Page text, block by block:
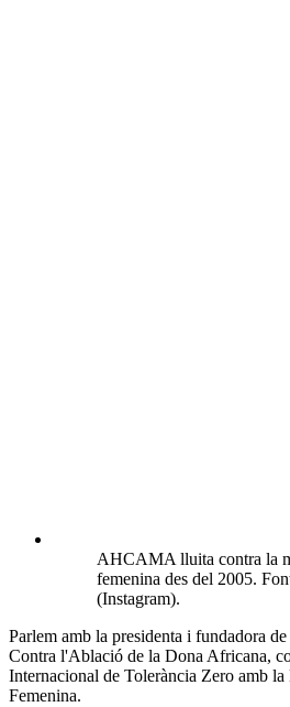
AHCAMA lluita contra la
femenina des del 2005.
(Instagram).
Parlem amb la presidenta i fundadora
Contra l'Ablació de la Dona Africana,
Internacional de Tolerància Zero amb
Femenina.